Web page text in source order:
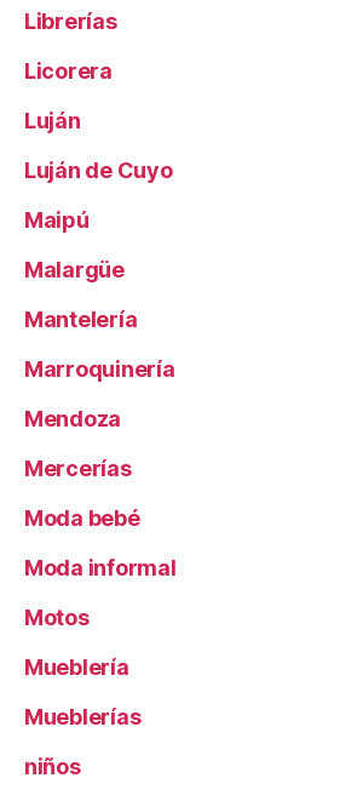
Librerías
Licorera
Luján
Luján de Cuyo
Maipú
Malargüe
Mantelería
Marroquinería
Mendoza
Mercerías
Moda bebé
Moda informal
Motos
Mueblería
Mueblerías
niños